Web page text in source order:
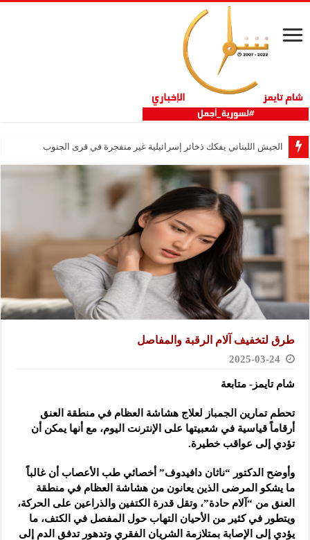
الجيش اللبناني يفكك ذخائر إسرائيلية غير منفجرة في قرى الجنوب
طرق لتخفيف آلام الرقبة والمفاصل
2025-03-24
شام تايمز- متابعة
تحطم تمارين الجمباز لعلاج هشاشة العظام في منطقة العنق
أرقاماً قياسية في شعبيتها على الإنترنت اليوم، مع أنها يمكن أن
تؤدي إلى عواقب خطيرة.
وأوضح الدكتور “ناثان دافيدوف” أخصائي طب الأعصاب أن غالباً
ما يشكو المرضى الذين يعانون من هشاشة العظام في منطقة
العنق من “آلام حادة”، وتقل قدرة الكتفين والذراعين على الحركة،
ويتطور في كثير من الأحيان التهاب حول المفصل في الكتف، ما
يؤدي إلى الإصابة بمتلازمة الشريان الفقري وتدهور تدفق الدم إلى